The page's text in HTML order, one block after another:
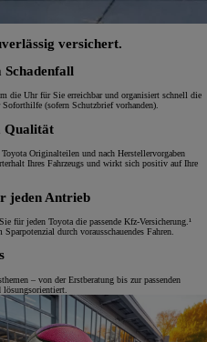
versichert.
die Uhr für Sie erreichbar und organisiert schnell die
(sofern Schutzbrief vorhanden).
Qualität
Originalteilen und nach Herstellervorgaben
Ihres Fahrzeugs und wirkt sich positiv auf Ihre
jeden Antrieb
für jeden Toyota die passende Kfz-Versicherung.¹
durch vorausschauendes Fahren.
– von der Erstberatung bis zur passenden
lösungsorientiert.